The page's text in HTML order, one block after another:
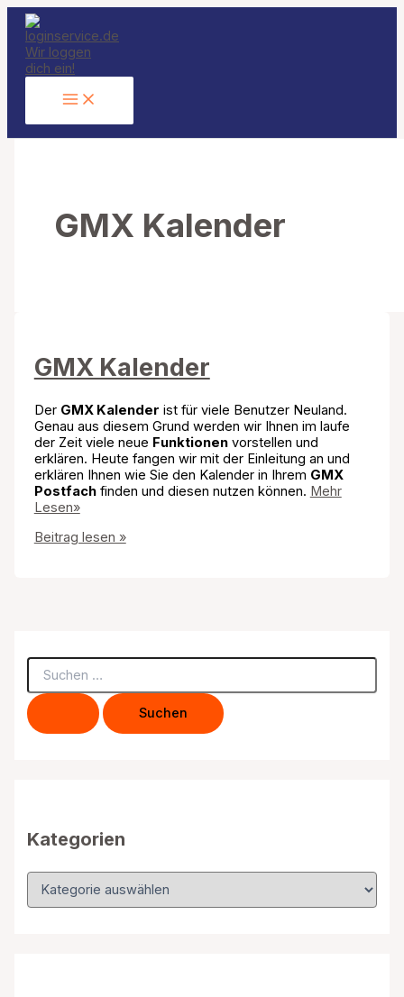
Zum
Inhalt
springen
GMX Kalender
GMX Kalender
Der GMX Kalender ist für viele Benutzer Neuland.
Genau aus diesem Grund werden wir Ihnen im laufe
der Zeit viele neue Funktionenvorstellen und
erklären. Heute fangen wir mit der Einleitung an und
erklären Ihnen wie Sie den Kalender in Ihrem GMX
Postfachfinden und diesen nutzen können. Mehr
Lesen»
GMX
Beitrag lesen »
S
c
h
:Kategorien
K